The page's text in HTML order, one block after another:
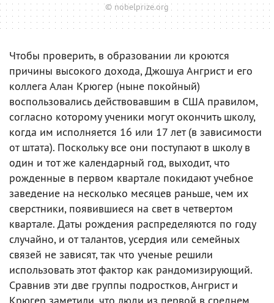
© nobelprize.org
Чтобы проверить, в образовании ли кроются
причины высокого дохода, Джошуа Ангрист и его
коллега Алан Крюгер (ныне покойный)
воспользовались действовавшим в США правилом,
согласно которому ученики могут окончить школу,
когда им исполняется 16 или 17 лет (в зависимости
от штата). Поскольку все они поступают в школу в
один и тот же календарный год, выходит, что
рожденные в первом квартале покидают учебное
заведение на несколько месяцев раньше, чем их
сверстники, появившиеся на свет в четвертом
квартале. Даты рождения распределяются по году
случайно, и от талантов, усердия или семейных
связей не зависят, так что ученые решили
использовать этот фактор как рандомизирующий.
Сравнив эти две группы подростков, Ангрист и